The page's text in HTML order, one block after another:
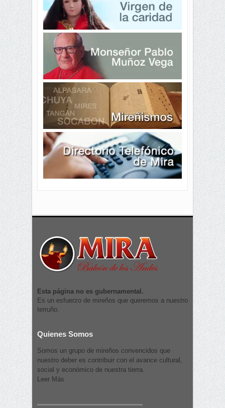
Esta página no es gubernamental.
Es un esfuerzo de mireños que queremos a nuestro
terruño.
Quienes Somos
Somos un grupo de mireños convencidos que
nuestro deber es contribuir con el avance cultural,
social y económico de nuestra tierra.
Leer Más